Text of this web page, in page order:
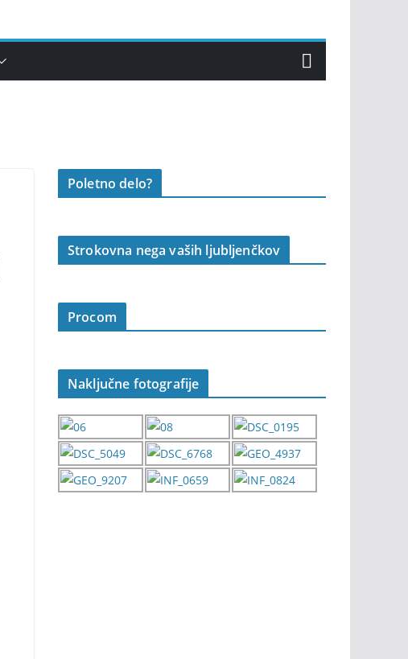
Poletno delo?
Strokovna nega vaših ljubljenčkov
Procom
Naključne fotografije